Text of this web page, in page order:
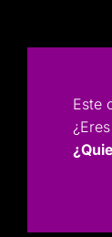
Este